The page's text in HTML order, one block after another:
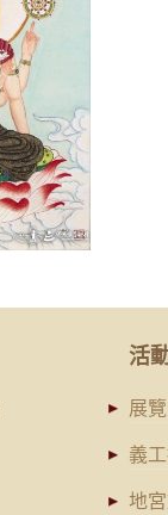
活
展
義
地